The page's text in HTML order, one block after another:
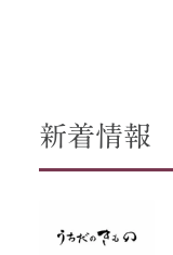
新着情報